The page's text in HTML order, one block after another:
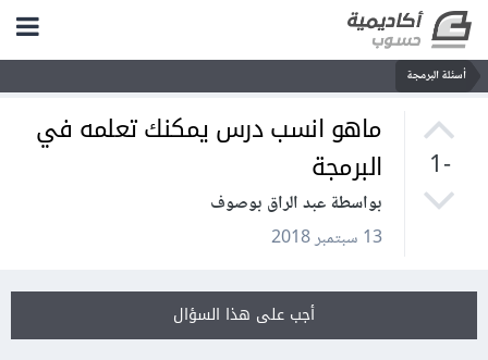
أسئلة البرمجة
-1
ماهو انسب درس يمكنك تعلمه في
البرمجة
بواسطة عبد الراق بوصوف
13 سبتمبر 2018
أجب على هذا السؤال